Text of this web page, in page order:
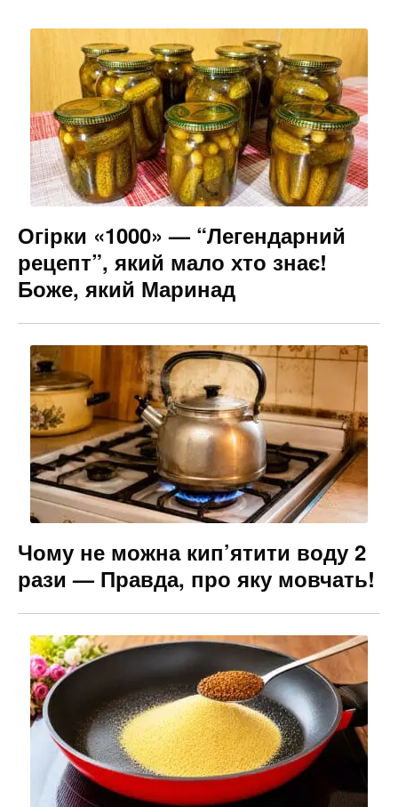
Огірки «1000» — “Легендарний
рецепт”, який мало хто знає!
Боже, який Маринад
Чому не можна кип’ятити воду 2
рази — Правда, про яку мовчать!